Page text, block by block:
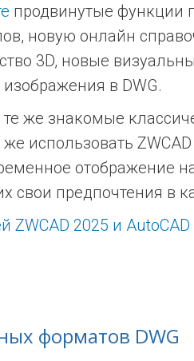
продвинутые функции
новую онлайн
3D, новые
в DWG.
те же знакомые
использовать
отображение
свои предпочтения в
ZWCAD 2025 и AutoCAD
форматов DWG